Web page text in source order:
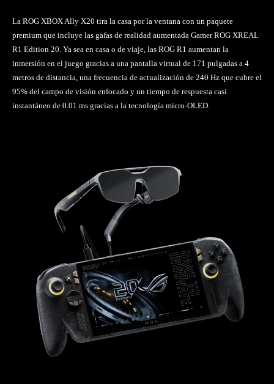
La ROG XBOX Ally X20 tira la casa por la ventana con un paquete
premium que incluye las gafas de realidad aumentada Gamer ROG XREAL
R1 Edition 20. Ya sea en casa o de viaje, las ROG R1 aumentan la
inmersión en el juego gracias a una pantalla virtual de 171 pulgadas a 4
metros de distancia, una frecuencia de actualización de 240 Hz que cubre el
95% del campo de visión enfocado y un tiempo de respuesta casi
instantáneo de 0.01 ms gracias a la tecnología micro-OLED.